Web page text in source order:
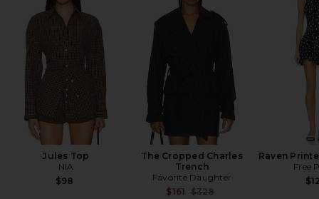
Jules Top
NIA
$98
The Cropped Charles
Trench
Favorite Daughter
$161 Previous price:
$328
Raven
Free